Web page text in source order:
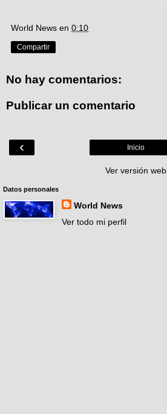
World News en 0:10
Compartir
No hay comentarios:
Publicar un comentario
‹ Inicio
Ver versión web
Datos personales
World News
Ver todo mi perfil